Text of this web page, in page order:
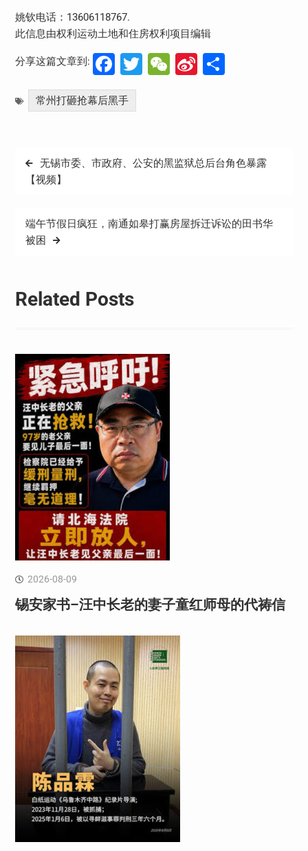
姚钦电话：13606118767.
此信息由权利运动土地和住房权利项目编辑
分享这篇文章到: Facebook
Twitter
WeChat
Sina分
常州打砸抢幕后黑手
文
航
无锡市委、市政府、公安的黑监狱总后台角色暴露
【视频】
端午节假日疯狂，南通如皋打赢房屋拆迁诉讼的田书华
被困
Related Posts
2026-08-09
锡安家书–汪中长老的妻子童红⁩师母的代祷信